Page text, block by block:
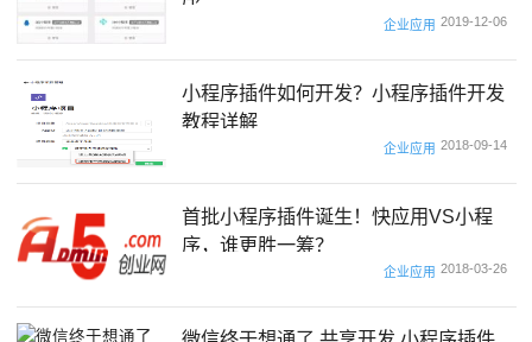
企业应用 2019-12-06
小程序插件如何开发？小程序插件开发
教程详解
企业应用 2018-09-14
首批小程序插件诞生！快应用VS小程
序，谁更胜一筹？
企业应用 2018-03-26